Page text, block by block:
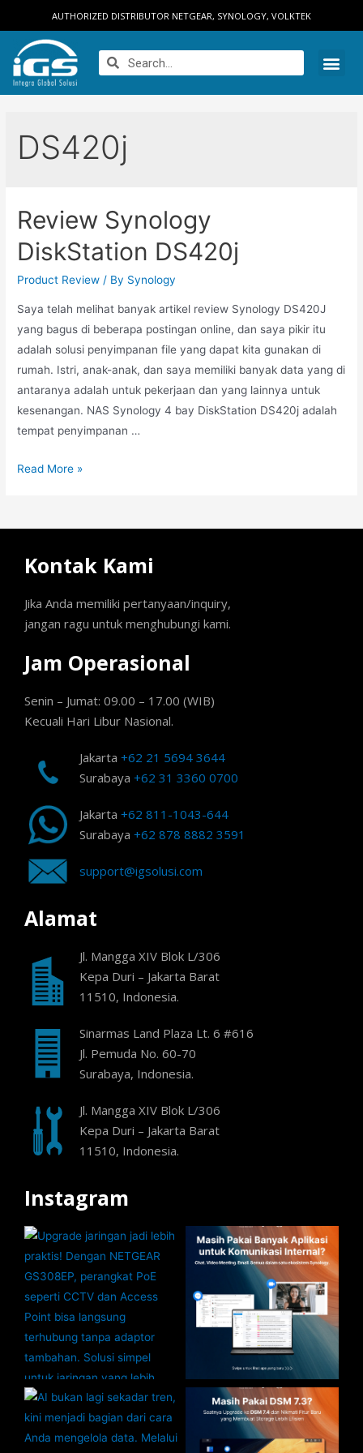
AUTHORIZED DISTRIBUTOR NETGEAR, SYNOLOGY, VOLKTEK
DS420j
Review Synology
DiskStation DS420j
Product Review / By Synology
Saya telah melihat banyak artikel review Synology DS420J
yang bagus di beberapa postingan online, dan saya pikir itu
adalah solusi penyimpanan file yang dapat kita gunakan di
rumah. Istri, anak-anak, dan saya memiliki banyak data yang di
antaranya adalah untuk pekerjaan dan yang lainnya untuk
kesenangan. NAS Synology 4 bay DiskStation DS420j adalah
tempat penyimpanan …
Read More »
Kontak Kami
Jika Anda memiliki pertanyaan/inquiry,
jangan ragu untuk menghubungi kami.
Jam Operasional
Senin – Jumat: 09.00 – 17.00 (WIB)
Kecuali Hari Libur Nasional.
Jakarta +62 21 5694 3644
Surabaya +62 31 3360 0700
Jakarta +62 811-1043-644
Surabaya +62 878 8882 3591
support@igsolusi.com
Alamat
Jl. Mangga XIV Blok L/306
Kepa Duri – Jakarta Barat
11510, Indonesia.
Sinarmas Land Plaza Lt. 6 #616
Jl. Pemuda No. 60-70
Surabaya, Indonesia.
Jl. Mangga XIV Blok L/306
Kepa Duri – Jakarta Barat
11510, Indonesia.
Instagram